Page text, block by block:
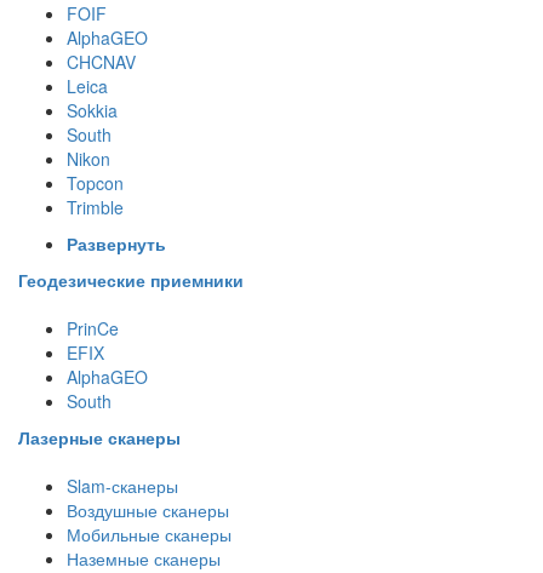
FOIF
AlphaGEO
CHCNAV
Leica
Sokkia
South
Nikon
Topcon
Trimble
Развернуть
Геодезические приемники
PrinCe
EFIX
AlphaGEO
South
Лазерные сканеры
Slam-сканеры
Воздушные сканеры
Мобильные сканеры
Наземные сканеры